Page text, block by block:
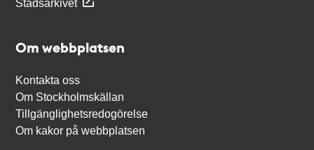
Stadsarkivet
Om webbplatsen
Kontakta oss
Om Stockholmskällan
Tillgänglighetsredogörelse
Om kakor på webbplatsen